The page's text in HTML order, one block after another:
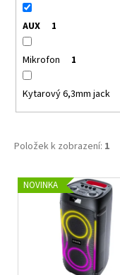
AUX 1
Mikrofon 1
Kytarový 6,3mm jack
Položek k zobrazení: 1
VNOVINKA